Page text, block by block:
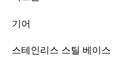
기어
스테인리스 스틸 베이스